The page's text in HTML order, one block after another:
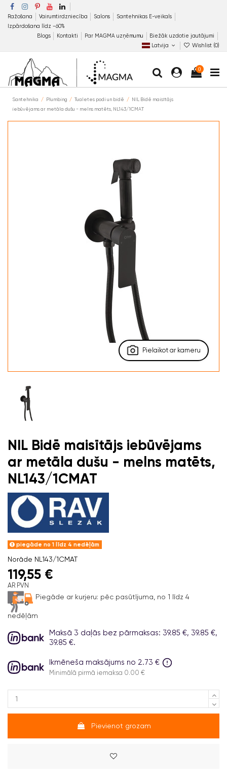
Ražošana Vairumtirdzniecība Salons
Santehnikas E-veikals
Izpārdošana līdz −60%
Blogs
Kontakti Par MAGMA uzņēmumu
Biežāk uzdotie jautājumi
Latvija
Wishlist (0)
0
Santehnika Plumbing Tualetes podi un bidē
NIL Bidē maisītājs
iebūvējams ar metāla dušu - melns matēts, NL143/1CMAT
Pielaikot ar kameru
NIL Bidē maisītājs iebūvējams
ar metāla dušu - melns matēts,
NL143/1CMAT
piegāde no 1 līdz 4 nedēļām
Norāde NL143/1CMAT
119,55 €
AR PVN
Piegāde ar kurjeru: pēc pasūtījuma, no 1 līdz 4
nedēļām
Maksā 3 daļās bez pārmaksas: 39.85 €, 39.85 €,
39.85 €.
Ikmēneša maksājums no 2.73 €
Minimālā pirmā iemaksa 0.00 €
Pievienot grozam